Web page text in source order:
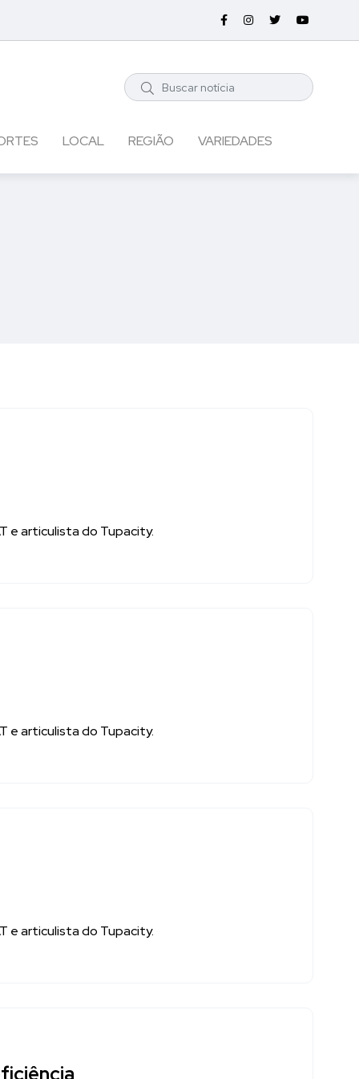
LOCAL REGIÃO VARIEDADES
e articulista do Tupacity.
e articulista do Tupacity.
e articulista do Tupacity.